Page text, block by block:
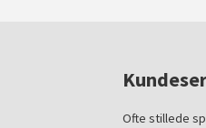
Ofte stillede